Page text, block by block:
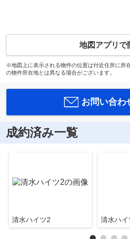
地図アプリで
※地図上に表示される物件の位置は付近住所に所
の物件所在地とは異なる場合がございます。
お問い合わ
成約済み一覧
清水ハイツ2 清水ハイ